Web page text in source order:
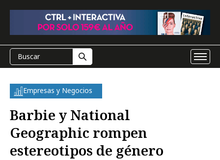
Empresas y Negocios
Barbie y National
Geographic rompen
estereotipos de género